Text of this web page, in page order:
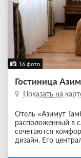
16 фото
Гостиница
Показать на
Отель «Азимут
расположенный в
сочетаются
дизайн. Его